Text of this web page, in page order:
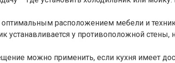
оптимальным расположением мебели и
устанавливается у противоположной
можно применить, если кухня имеет